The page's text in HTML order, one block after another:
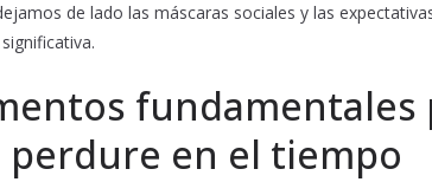
de lado las máscaras sociales y las
fundamentales
perdure en el tiempo